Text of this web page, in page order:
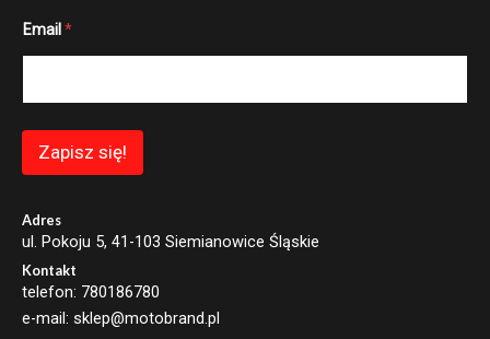
m
E
l
Email *
Zapisz się!
Adres
ul. Pokoju 5, 41-103 Siemianowice Śląskie
Kontakt
telefon: 780186780
e-mail: sklep@motobrand.pl